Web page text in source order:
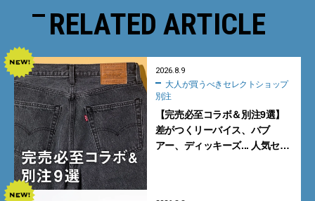
RELATED ARTICLE
2026.8.9
別注
【完売必至コラボ＆別注9選】
差がつくリーバイス、バブ
アー、ディッキーズ... 人気セレ